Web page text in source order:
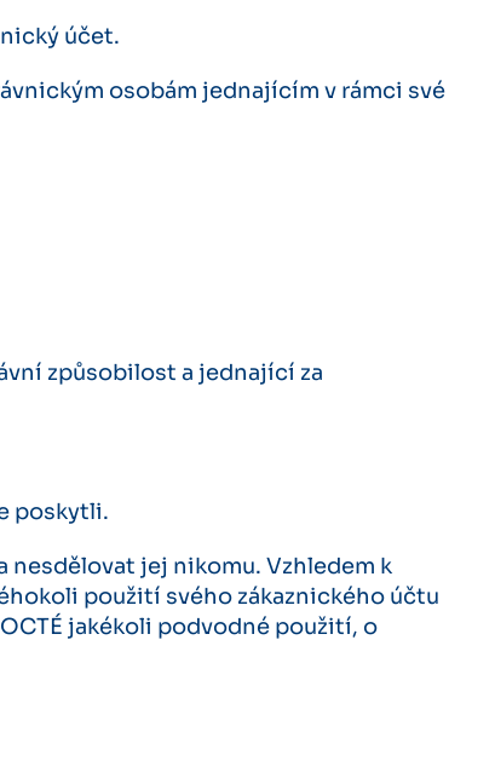
účet.
osobám jednajícím v rámci své
způsobilost a jednající za
poskytli.
nesdělovat jej nikomu. Vzhledem k
použití svého zákaznického účtu
jakékoli podvodné použití, o